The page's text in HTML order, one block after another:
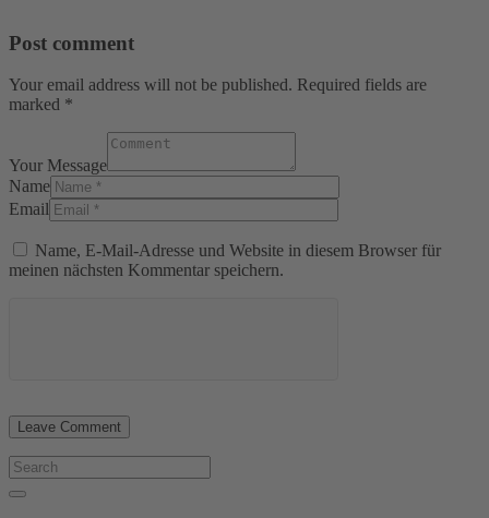
Post comment
Your email address will not be published. Required fields are
marked *
Your Message
Name
Email
Name, E-Mail-Adresse und Website in diesem Browser für
meinen nächsten Kommentar speichern.